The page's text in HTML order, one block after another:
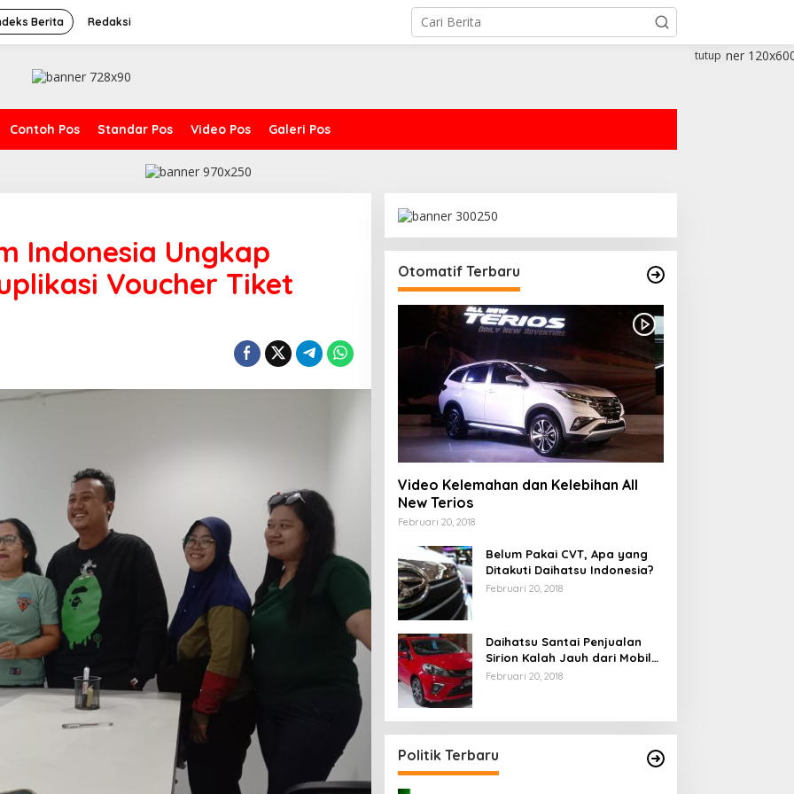
Berita Redaksi
Contoh Pos Standar Pos Video Pos Galeri Pos
tutup
Indonesia Ungkap
Voucher Tiket
Otomatif Terbaru
Video Kelemahan dan Kelebihan All
New Terios
Februari 20, 2018
Belum Pakai CVT, Apa yang
Ditakuti Daihatsu Indonesia?
Februari 20, 2018
Daihatsu Santai Penjualan
Sirion Kalah Jauh dari Mobil
LCGC
Februari 20, 2018
Politik Terbaru